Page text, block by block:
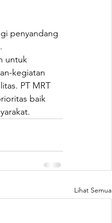
penyandang
untuk
kegiatan
PT MRT
baik
Lihat Semua